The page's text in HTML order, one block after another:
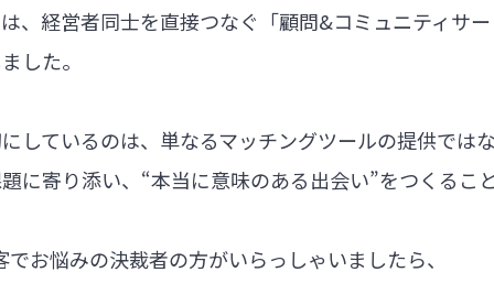
、経営者同士を直接つなぐ「顧問&コミュニティサ
した。
しているのは、単なるマッチングツールの提供では
に寄り添い、“本当に意味のある出会い”をつくるこ
お悩みの決裁者の方がいらっしゃいましたら、